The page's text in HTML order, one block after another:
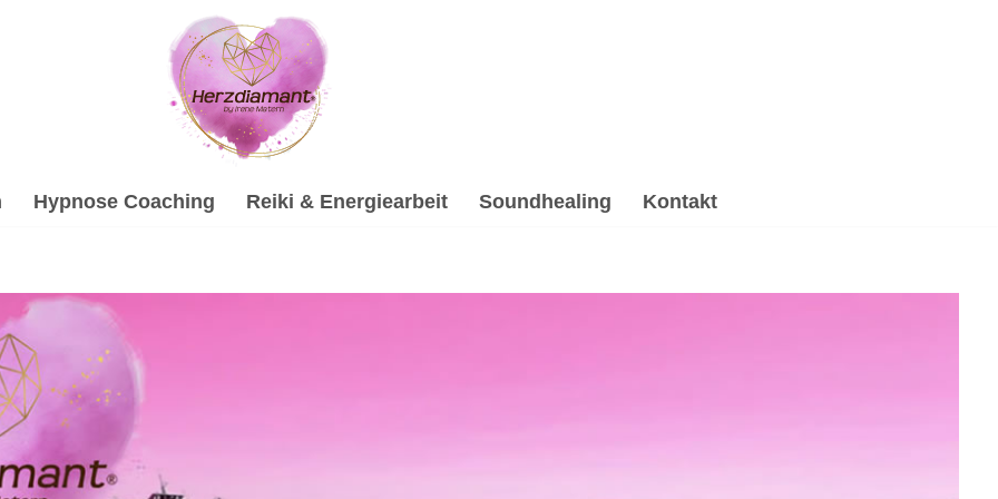
Hypnose Coaching Reiki & Energiearbeit Soundhealing Kontakt
und ✓Hypnose, Gesprächstherapie, Soundhealing & Reiki, Psychotherapie Alternative.
✓Soundhealing & Reiki oder ✓Psychotherapie Alternative – finden Sie ➡️ 💓️Herzdiamant.net, Ihr spirituelle
gestalten wir die Zukunft ✉.